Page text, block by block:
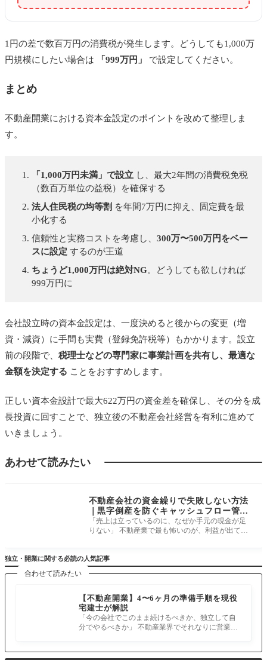
1円の差で数百万円の消費税が発生します。どうしても1,000万
円規模にしたい場合は
「999万円」 で設定してください。
まとめ
不動産開業における資本金設定のポイントを改めて整理しま
す。
「1,000万円未満」で設立 し、最大2年間の消費税免税
（数百万単位の益税）を確保する
法人住民税の均等割 を年間7万円に抑え、固定費を最
小化する
信頼性と実務コストを考慮し、 300万〜500万円をベー
スに設定 するのが王道
ちょうど1,000万円は絶対NG。どうしても欲しければ
999万円に
会社設立時の資本金設定は、一度決めると後からの変更（増
資・減資）に手間も実費（登録免許税等）もかかります。設立
前の段階で、 税理士などの専門家に事業計画を共有し、最適な
金額を決定する ことをおすすめします。
正しい資本金設計で最大622万円の資金差を確保し、その分を成
長投資に回すことで、独立後の不動産会社経営を有利に進めて
いきましょう。
あわせて読みたい
不動産会社の資金繰りで失敗しない方法
｜黒字倒産を防ぐキャッシュフロー管理
を解説
「売上は立っているのに、なぜか手元の現金が足
りない」 不動産業で最も怖いのが、利益が出てい
独立・開業に関する必読の人気記事
合わせて読みたい
【不動産開業】4〜6ヶ月の準備手順を現役
宅建士が解説
「今の会社でこのまま続けるべきか、独立して自
分でやるべきか」 不動産業界でそれなりに営業を